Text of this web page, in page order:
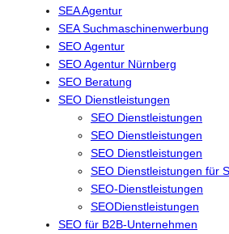
SEA Agentur
SEA Suchmaschinenwerbung
SEO Agentur
SEO Agentur Nürnberg
SEO Beratung
SEO Dienstleistungen
SEO Dienstleistungen
SEO Dienstleistungen
SEO Dienstleistungen
SEO Dienstleistungen für
SEO-Dienstleistungen
SEODienstleistungen
SEO für B2B-Unternehmen